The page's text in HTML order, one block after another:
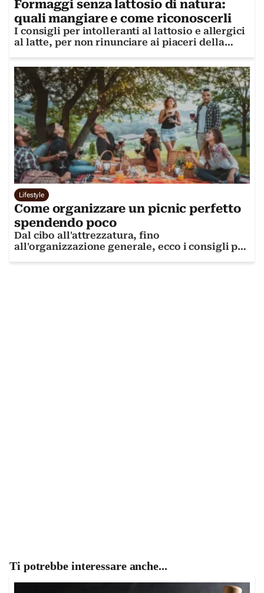
Formaggi senza lattosio di natura:
quali mangiare e come riconoscerli
I consigli per intolleranti al lattosio e allergici
al latte, per non rinunciare ai piaceri della
Lifestyle
Come organizzare un picnic perfetto
spendendo poco
Dal cibo all'attrezzatura, fino
all'organizzazione generale, ecco i consigli per
Ti potrebbe interessare anche...